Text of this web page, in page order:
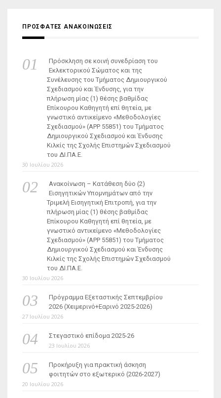
ΠΡΟΣΦΑΤΕΣ ΑΝΑΚΟΙΝΩΣΕΙΣ
Πρόσκληση σε κοινή συνεδρίαση του
Εκλεκτορικού Σώματος και της
Συνέλευσης του Τμήματος Δημιουργικού
Σχεδιασμού και Ένδυσης, για την
πλήρωση μίας (1) θέσης βαθμίδας
Επίκουρου Καθηγητή επί θητεία, με
γνωστικό αντικείμενο «Μεθοδολογίες
Σχεδιασμού» (ΑΡΡ 55851) του Τμήματος
Δημιουργικού Σχεδιασμού και Ένδυσης
Κιλκίς της Σχολής Επιστημών Σχεδιασμού
του ΔΙ.ΠΑ.Ε.
30 Ιουλίου 2026
Ανακοίνωση – Κατάθεση δύο (2)
Εισηγητικών Υπομνημάτων από την
Τριμελή Εισηγητική Επιτροπή, για την
πλήρωση μίας (1) θέσης βαθμίδας
Επίκουρου Καθηγητή επί θητεία, με
γνωστικό αντικείμενο «Μεθοδολογίες
Σχεδιασμού» (ΑΡΡ 55851) του Τμήματος
Δημιουργικού Σχεδιασμού και Ένδυσης
Κιλκίς της Σχολής Επιστημών Σχεδιασμού
του ΔΙ.ΠΑ.Ε.
30 Ιουλίου 2026
Πρόγραμμα Εξεταστικής Σεπτεμβρίου
2026 (Χειμερινό+Εαρινό 2025-2026)
27 Ιουλίου 2026
Στεγαστικό επίδομα 2025-26
23 Ιουλίου 2026
Προκήρυξη για πρακτική άσκηση
φοιτητών στο εξωτερικό (2026-2027)
20 Ιουλίου 2026